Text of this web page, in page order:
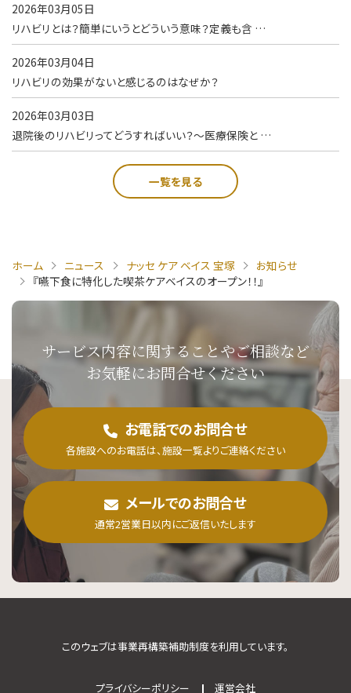
2026年03月05日
リハビリとは？簡単にいうとどういう意味？定義も含 …
2026年03月04日
リハビリの効果がないと感じるのはなぜか？
2026年03月03日
退院後のリハビリってどうすればいい？～医療保険と …
一覧を見る
ホーム ニュース ナッセ ケア ベイス 宝塚
お知らせ
『嚥下食に特化した喫茶ケアベイスのオープン！！』
サービス内容に関することやご相談など
お気軽にお問合せください
お電話でのお問合せ
各施設へのお電話は、施設一覧よりご連絡ください
メールでのお問合せ
通常2営業日以内にご返信いたします
このウェブは事業再構築補助制度を利用しています。
プライバシーポリシー 運営会社